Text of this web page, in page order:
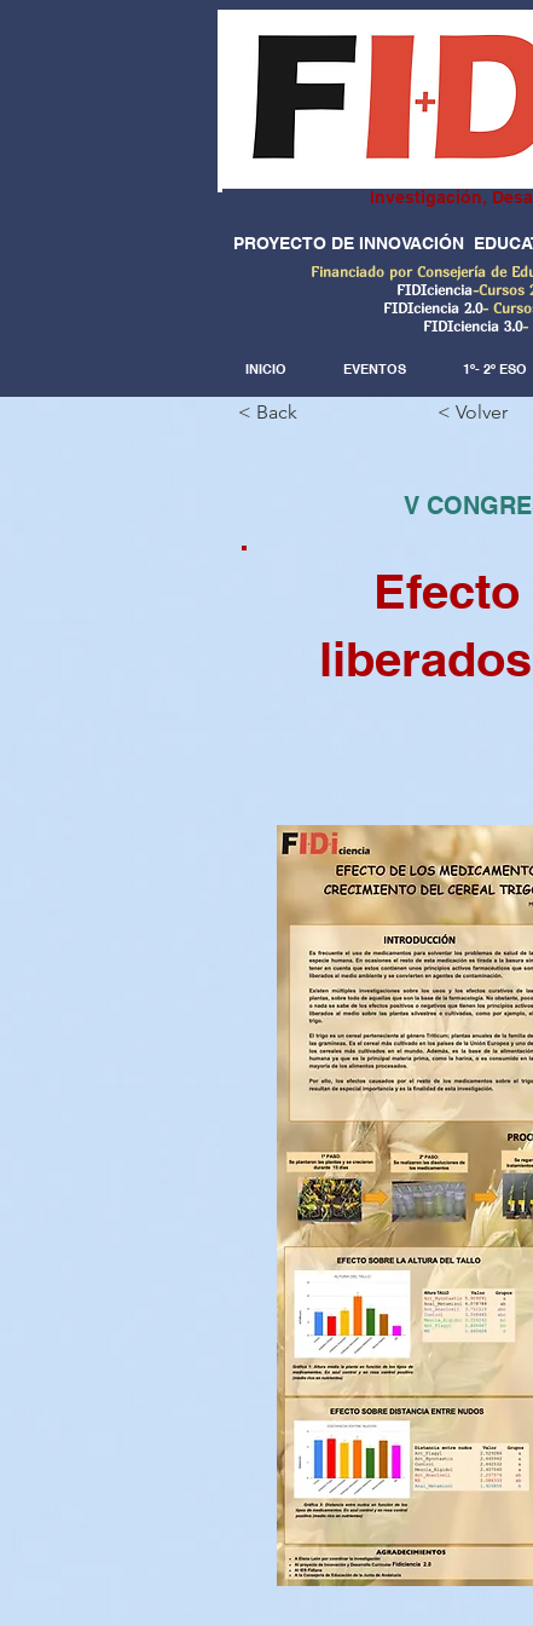
Investigación,
PROYECTO DE INNOVACIÓN
Financiado por Consejería de
FIDIciencia-Cursos
FIDIciencia 2.0-
FIDIciencia 3.0-
INICIO EVENTOS 1º- 2º ESO
< Back < Volver
V